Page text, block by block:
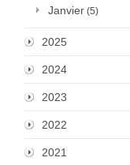
Janvier (5)
2025
2024
2023
2022
2021